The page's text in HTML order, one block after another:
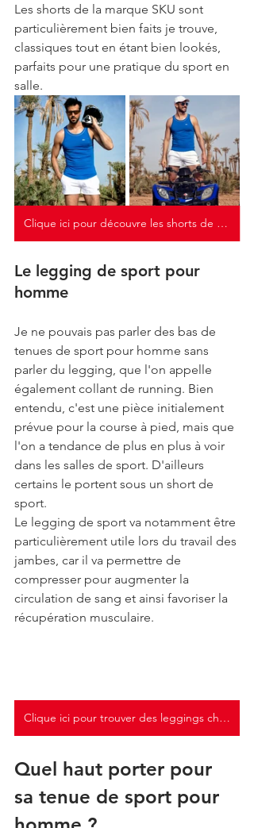
Les shorts de la marque SKU sont
particulièrement bien faits je trouve,
classiques tout en étant bien lookés,
parfaits pour une pratique du sport en
salle.
Clique ici pour découvre les shorts de sport lookés
Le legging de sport pour
homme
Je ne pouvais pas parler des bas de
tenues de sport pour homme sans
parler du legging, que l'on appelle
également collant de running. Bien
entendu, c'est une pièce initialement
prévue pour la course à pied, mais que
l'on a tendance de plus en plus à voir
dans les salles de sport. D'ailleurs
certains le portent sous un short de
sport.
Le legging de sport va notamment être
particulièrement utile lors du travail des
jambes, car il va permettre de
compresser pour augmenter la
circulation de sang et ainsi favoriser la
récupération musculaire.
Clique ici pour trouver des leggings chez Inderwear
Quel haut porter pour
sa tenue de sport pour